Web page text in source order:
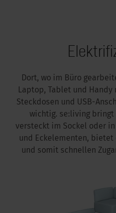
Dort, wo im Büro
Laptop, Tablet und Handy
Steckdosen und USB-
wichtig. se:living
versteckt im Sockel oder
und Eckelementen, bietet
und somit schnellen